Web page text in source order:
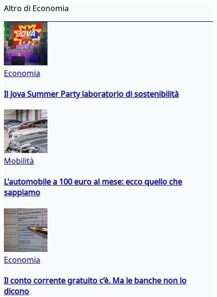
Altro di Economia
Economia
Il Jova Summer Party laboratorio di sostenibilità
Mobilità
L'automobile a 100 euro al mese: ecco quello che
sappiamo
Economia
Il conto corrente gratuito c’è. Ma le banche non lo
dicono